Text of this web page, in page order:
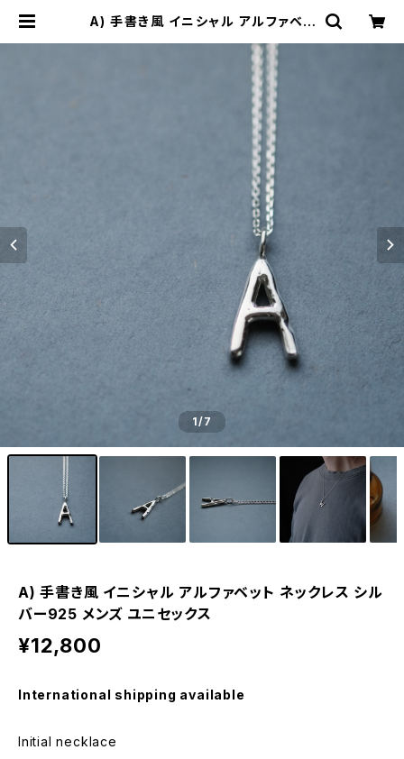
A) 手書き風 イニシャル アルファベッ
ニセックス | cloud-blue
1/7
A) 手書き風 イニシャル アルファベット ネックレス シル
バー925 メンズ ユニセックス
¥12,800
International shipping available
Initial necklace